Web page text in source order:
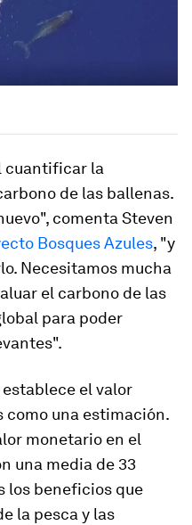
cuantificar la
de las ballenas.
comenta Steven
Bosques Azules, "y
Necesitamos mucha
el carbono de las
para poder
el valor
como una estimación.
monetario en el
una media de 33
los beneficios que
la pesca y las